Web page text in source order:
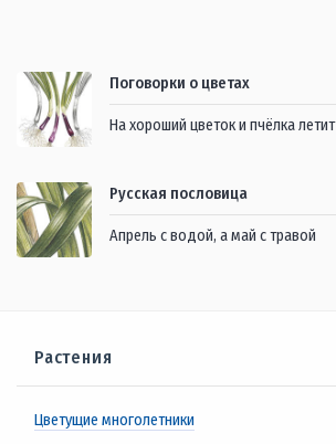
Поговорки о цветах
На хороший цветок и пчёлка летит
Русская пословица
Апрель с водой, а май с травой
Растения
Цветущие многолетники